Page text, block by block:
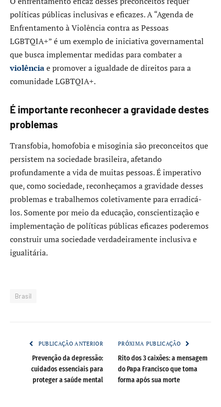
políticas públicas inclusivas e eficazes. A “Agenda de
Enfrentamento à Violência contra as Pessoas
LGBTQIA+” é um exemplo de iniciativa governamental
que busca implementar medidas para combater a
violênciae promover a igualdade de direitos para a
comunidade LGBTQIA+.
É importante reconhecer a gravidade destes
problemas
Transfobia, homofobia e misoginia são preconceitos que
persistem na sociedade brasileira, afetando
profundamente a vida de muitas pessoas. É imperativo
que, como sociedade, reconheçamos a gravidade desses
problemas e trabalhemos coletivamente para erradicá-
los. Somente por meio da educação, conscientização e
implementação de políticas públicas eficazes poderemos
construir uma sociedade verdadeiramente inclusiva e
igualitária.
Brasil
PUBLICAÇÃO ANTERIOR
Prevenção da depressão:
cuidados essenciais para
proteger a saúde mental
PRÓXIMA PUBLICAÇÃO
Rito dos 3 caixões: a mensagem
do Papa Francisco que toma
forma após sua morte